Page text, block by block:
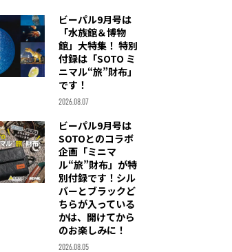
ビーパル9月号は
「水族館＆博物
館」大特集！ 特別
付録は「SOTO ミ
ニマル“旅”財布」
です！
2026.08.07
ビーパル9月号は
SOTOとのコラボ
企画「ミニマ
ル“旅”財布」が特
別付録です！シル
バーとブラックど
ちらが入っている
かは、開けてから
のお楽しみに！
2026.08.05